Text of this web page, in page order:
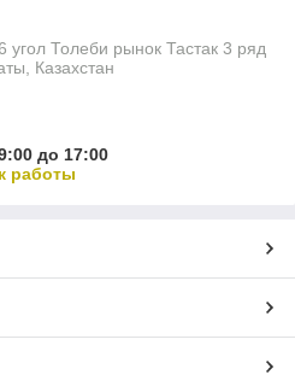
угол Толеби рынок Тастак 3 ряд
Казахстан
до 17:00
работы